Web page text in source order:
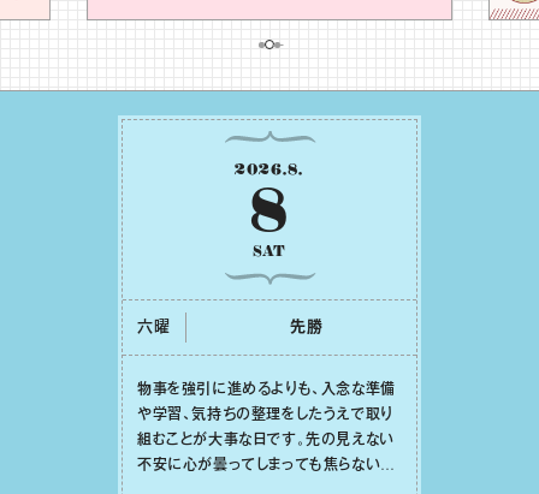
2026.8.
8
SAT
六曜 先勝
物事を強引に進めるよりも、⼊念な準備
や学習、気持ちの整理をしたうえで取り
組むことが⼤事な⽇です。先の⾒えない
不安に⼼が曇ってしまっても焦らない